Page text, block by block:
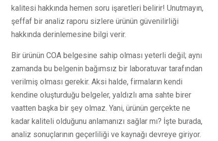
kalitesi hakkında hemen soru işaretleri belirir! Unutmayın,
şeffaf bir analiz raporu sizlere ürünün güvenilirliği
hakkında derinlemesine bilgi verir.
Bir ürünün COA belgesine sahip olması yeterli değil; aynı
zamanda bu belgenin bağımsız bir laboratuvar tarafından
verilmiş olması gerekir. Aksi halde, firmaların kendi
kendine oluşturduğu belgeler, yaldızlı ama sahte birer
vaatten başka bir şey olmaz. Yani, ürünün gerçekte ne
kadar kaliteli olduğunu anlamanızı sağlar mı? İşte burada,
analiz sonuçlarının geçerliliği ve kaynağı devreye giriyor.